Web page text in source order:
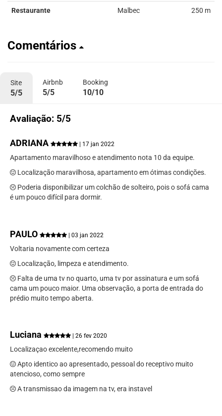
Restaurante Malbec 250 m
Comentários
Site
5/5
Airbnb
5/5
Booking
10/10
Avaliação: 5/5
ADRIANA | 17 jan 2022
Apartamento maravilhoso e atendimento nota 10 da equipe.
Localização maravilhosa, apartamento em ótimas condições.
Poderia disponibilizar um colchão de solteiro, pois o sofá cama
é um pouco difícil para dormir.
PAULO | 03 jan 2022
Voltaria novamente com certeza
Localização, limpeza e atendimento.
Falta de uma tv no quarto, uma tv por assinatura e um sofá
cama um pouco maior. Uma observação, a porta de entrada do
prédio muito tempo aberta.
Luciana | 26 fev 2020
Localizaçao excelente,recomendo muito
Apto identico ao apresentado, pessoal do receptivo muito
atencioso, como sempre
A transmissao da imagem na tv, era instavel